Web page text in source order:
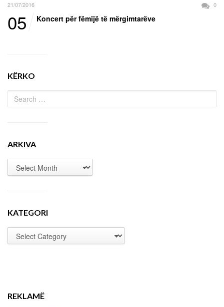
21/07/2016 0
05 Koncert për fëmijë të mërgimtarëve
KËRKO
ARKIVA
KATEGORI
REKLAMË